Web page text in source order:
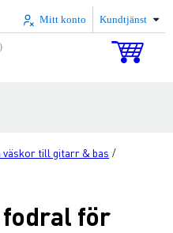
Mitt konto Kundtjänst
väskor till gitarr & bas /
fodral för